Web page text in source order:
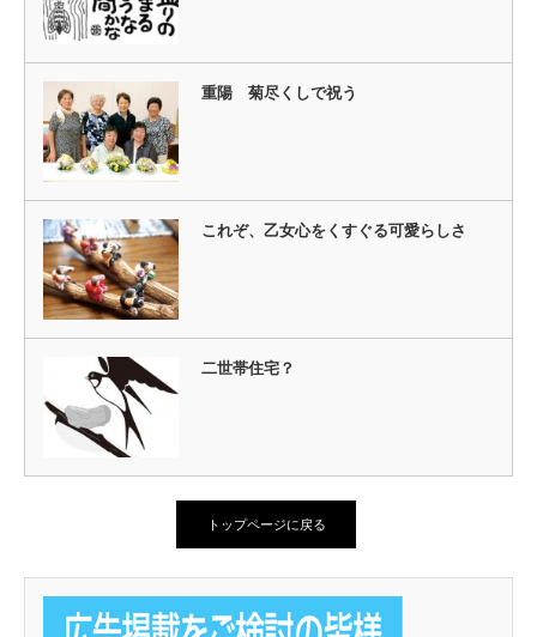
重陽 菊尽くしで祝う
これぞ、乙女心をくすぐる可愛らしさ
二世帯住宅？
トップページに戻る